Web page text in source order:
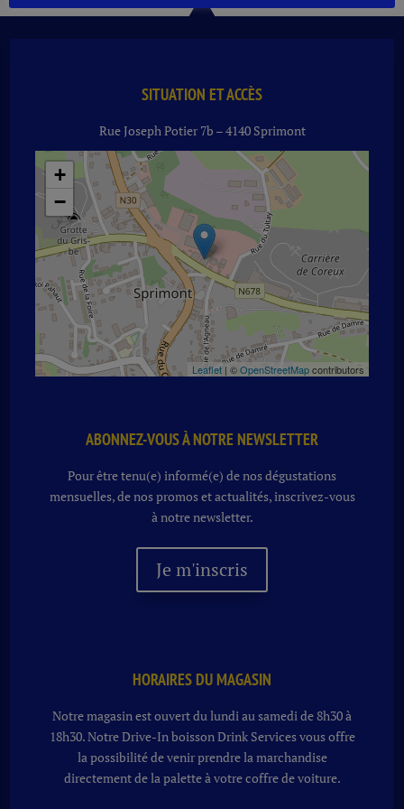
SEL/
PIECES
SITUATION ET ACCÈS
Rue Joseph Potier 7b – 4140 Sprimont
+
−
Leaflet| ©OpenStreetMapcontributors
ABONNEZ-VOUS À NOTRE NEWSLETTER
Pour être tenu(e) informé(e) de nos dégustations
mensuelles, de nos promos et actualités, inscrivez-vous
à notre newsletter.
Je m'inscris
HORAIRES DU MAGASIN
Notre magasin est ouvert du lundi au samedi de 8h30 à
18h30. NotreDrive-In boissonDrink Services vous offre
la possibilité de venir prendre la marchandise
directement de la palette à votre coffre de voiture.